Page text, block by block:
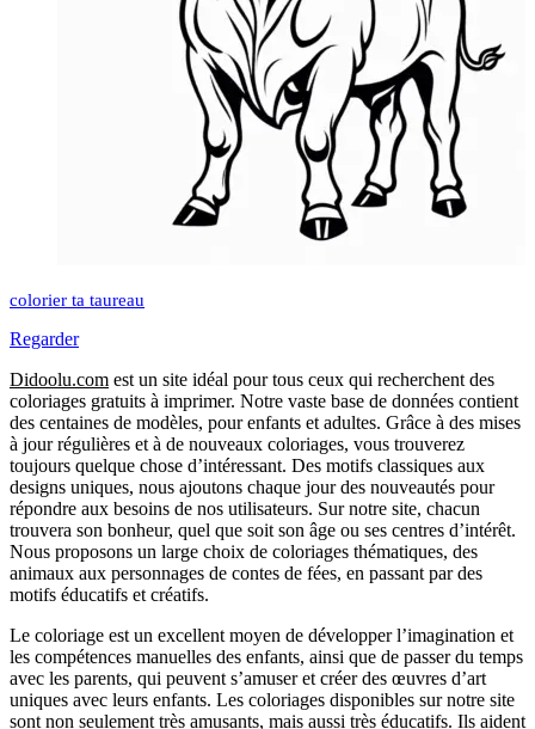
colorier ta taureau
Regarder
Didoolu.com est un site idéal pour tous ceux qui recherchent des
coloriages gratuits à imprimer. Notre vaste base de données contient
des centaines de modèles, pour enfants et adultes. Grâce à des mises
à jour régulières et à de nouveaux coloriages, vous trouverez
toujours quelque chose d’intéressant. Des motifs classiques aux
designs uniques, nous ajoutons chaque jour des nouveautés pour
répondre aux besoins de nos utilisateurs. Sur notre site, chacun
trouvera son bonheur, quel que soit son âge ou ses centres d’intérêt.
Nous proposons un large choix de coloriages thématiques, des
animaux aux personnages de contes de fées, en passant par des
motifs éducatifs et créatifs.
Le coloriage est un excellent moyen de développer l’imagination et
les compétences manuelles des enfants, ainsi que de passer du temps
avec les parents, qui peuvent s’amuser et créer des œuvres d’art
uniques avec leurs enfants. Les coloriages disponibles sur notre site
sont non seulement très amusants, mais aussi très éducatifs. Ils aident